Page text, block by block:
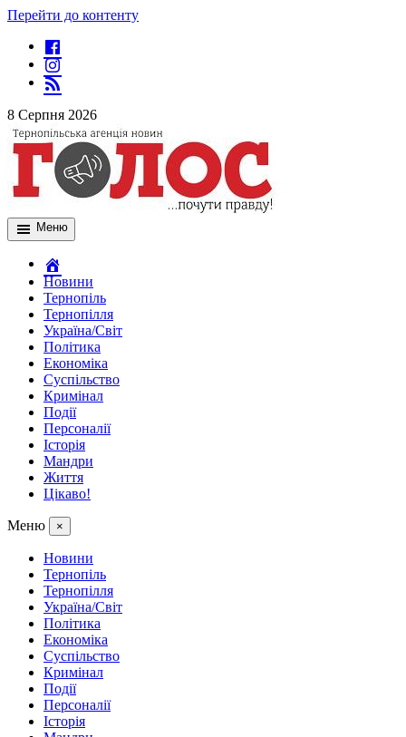
Перейти до контенту
8 Серпня 2026
Меню
Новини
Тернопіль
Тернопілля
Україна/Світ
Політика
Економіка
Суспільство
Кримінал
Події
Персоналії
Історія
Мандри
Життя
Цікаво!
Меню ×
Новини
Тернопіль
Тернопілля
Україна/Світ
Політика
Економіка
Суспільство
Кримінал
Події
Персоналії
Історія